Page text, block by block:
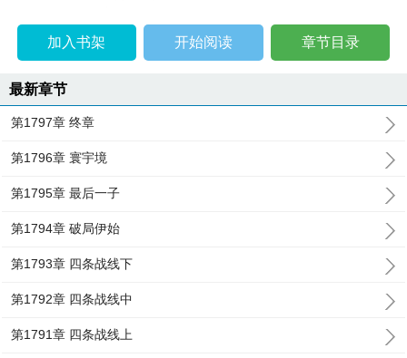
加入书架 开始阅读 章节目录
最新章节
第1797章 终章
第1796章 寰宇境
第1795章 最后一子
第1794章 破局伊始
第1793章 四条战线下
第1792章 四条战线中
第1791章 四条战线上